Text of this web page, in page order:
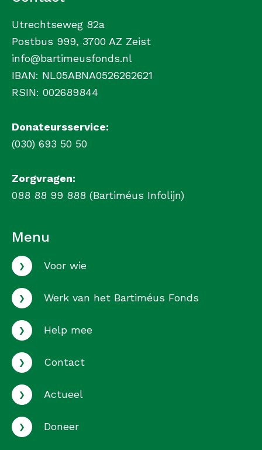
Utrechtseweg 82a
Postbus 999, 3700 AZ Zeist
info@bartimeusfonds.nl
IBAN: NL05ABNA0526262621
RSIN: 002689844
Donateursservice:
(030) 693 50 50
Zorgvragen:
088 88 99 888 (Bartiméus Infolijn)
Menu
› Voor wie
› Werk van het Bartiméus Fonds
› Help mee
› Contact
› Actueel
› Doneer